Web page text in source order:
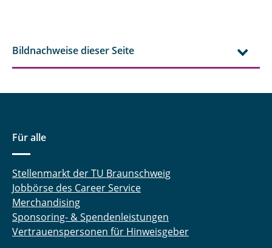
Bildnachweise dieser Seite
Für alle
Stellenmarkt der TU Braunschweig
Jobbörse des Career Service
Merchandising
Sponsoring- & Spendenleistungen
Vertrauenspersonen für Hinweisgeber